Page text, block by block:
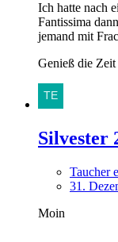
Ich hatte nach
Fantissima
jemand mit
Genieß die Zeit
Silvester
Taucher
31.
Moin